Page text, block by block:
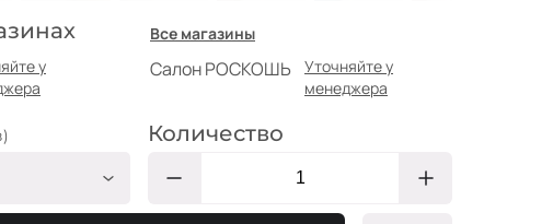
Все магазины
у
Салон РОСКОШЬ
Уточняйте у
менеджера
СЙ143
Количество